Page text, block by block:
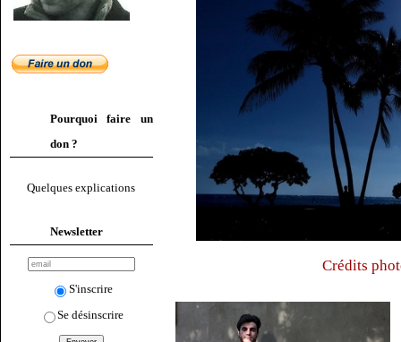
Pourquoi faire un
don ?
Quelques explications
Newsletter
S'inscrire
Se désinscrire
Crédits